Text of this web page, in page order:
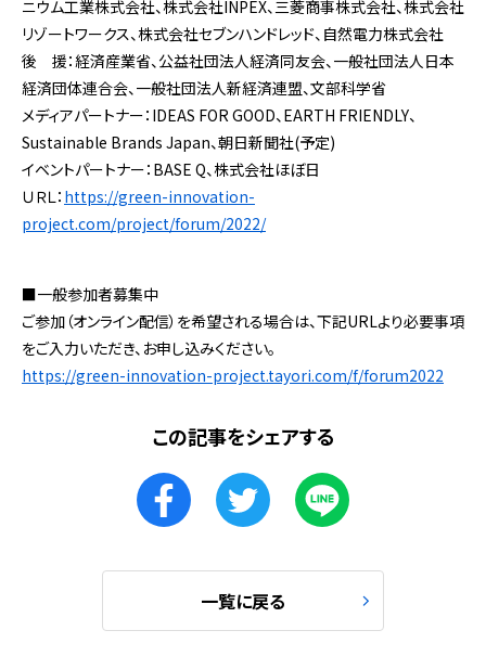
ニウム工業株式会社、株式会社INPEX、三菱商事株式会社、株式会社
リゾートワークス、株式会社セブンハンドレッド、自然電力株式会社
後 援：経済産業省、公益社団法人経済同友会、一般社団法人日本
経済団体連合会、一般社団法人新経済連盟、文部科学省
メディアパートナー：IDEAS FOR GOOD、EARTH FRIENDLY、
Sustainable Brands Japan、朝日新聞社(予定)
イベントパートナー：BASE Q、株式会社ほぼ日
ＵＲＬ： https://green-innovation-
project.com/project/forum/2022/
■一般参加者募集中
ご参加（オンライン配信）を希望される場合は、下記URLより必要事項
をご入力いただき、お申し込みください。
https://green-innovation-project.tayori.com/f/forum2022
この記事をシェアする
一覧に戻る